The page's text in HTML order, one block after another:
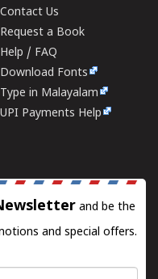
Contact Us
Request a Book
Help / FAQ
Download Fonts
Type in Malayalam
UPI Payments Help
and be the
and special offers.